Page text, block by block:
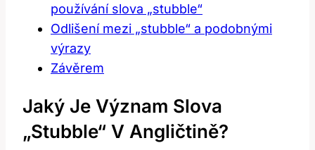
používání slova „stubble“
Odlišení mezi „stubble“ a podobnými
výrazy
Závěrem
Jaký Je Význam Slova
„stubble“ V Angličtině?